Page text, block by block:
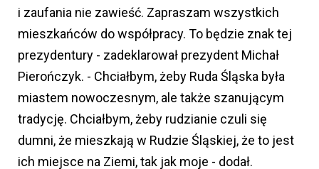
i zaufania nie zawieść. Zapraszam wszystkich
mieszkańców do współpracy. To będzie znak tej
prezydentury - zadeklarował prezydent Michał
Pierończyk. - Chciałbym, żeby Ruda Śląska była
miastem nowoczesnym, ale także szanującym
tradycję. Chciałbym, żeby rudzianie czuli się
dumni, że mieszkają w Rudzie Śląskiej, że to jest
ich miejsce na Ziemi, tak jak moje - dodał.